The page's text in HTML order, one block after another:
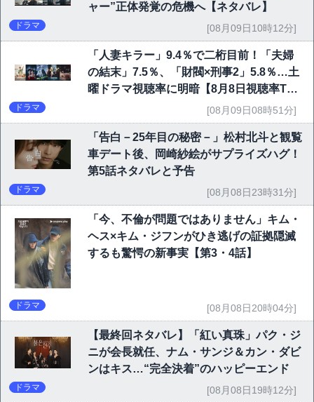
ャー”正体発覚の危機へ【ネタバレ】
ドラマ [08月09日10時12分]
「人妻キラー」9.4％で二桁目前！「夫婦
の結末」7.5％、「財閥×刑事2」5.8％…土
曜ドラマ視聴率に明暗【8月8日視聴率TO
ドラマ [08月09日08時51分]
「告白－25年目の秘密－」松村北斗と観覧
車デート後、岡崎紗絵がサプライズハグ！
第5話ネタバレと予告
ドラマ [08月08日23時31分]
「今、不倫が問題ではありません」キム・
ヘス×キム・ジフンがひき逃げの証拠隠滅
するも驚愕の新事実【第3・4話】
ドラマ [08月08日20時04分]
【最終回ネタバレ】「紅い真珠」パク・ジ
ニが会長就任、ナム・サンジ＆カン・ダビ
ンはキス…“完全決着”のハッピーエンド
ドラマ [08月08日19時12分]